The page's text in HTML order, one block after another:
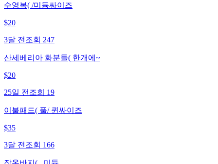
수영복( /미듐싸이즈
$20
3달 전 조회 247
산세베리아 화분들( 한개에~
$20
25일 전 조회 19
이불패드( 풀/ 퀸싸이즈
$35
3달 전 조회 166